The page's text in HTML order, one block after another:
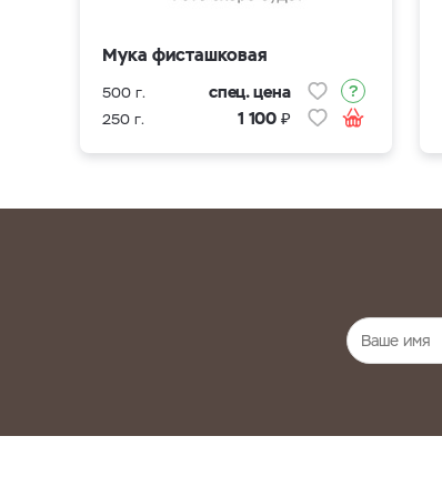
Мука фисташковая
500 г. спец. цена
250 г. 1 100 ₽